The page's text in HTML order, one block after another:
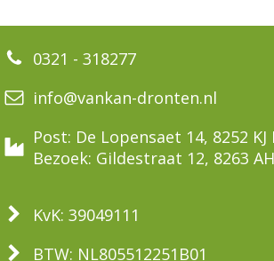
0321 - 318277
info@vankan-dronten.nl
Post: De Lopensaet 14, 8252
Bezoek: Gildestraat 12, 8263
KvK: 39049111
BTW: NL805512251B01